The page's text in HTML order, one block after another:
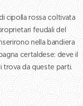
cipolla rossa coltivata
feudali del
nella bandiera
certaldese: deve il
da queste parti.